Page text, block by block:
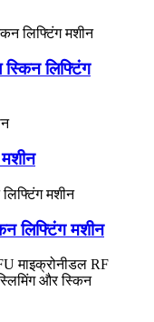
लिफ्टिंग
लिफ्टिंग मशीन